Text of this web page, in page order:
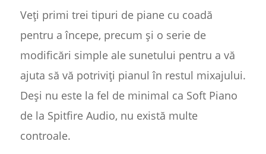
Veți primi trei tipuri de piane cu coadă
pentru a începe, precum și o serie de
modificări simple ale sunetului pentru a vă
ajuta să vă potriviți pianul în restul mixajului.
Deși nu este la fel de minimal ca Soft Piano
de la Spitfire Audio, nu există multe
controale.